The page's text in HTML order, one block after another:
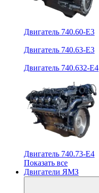
Двигатель 740.60-E3
Двигатель 740.63-E3
Двигатель 740.632-E4
Двигатель 740.73-E4
Показать все
Двигатели ЯМЗ